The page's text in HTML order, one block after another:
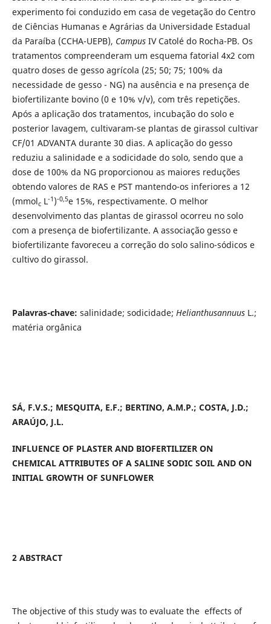
experimento foi conduzido em casa de vegetação do Centro
de Ciências Humanas e Agrárias da Universidade Estadual
da Paraíba (CCHA-UEPB), CampusIV Catolé do Rocha-PB. Os
tratamentos compreenderam um esquema fatorial 4x2 com
quatro doses de gesso agrícola (25; 50; 75; 100% da
necessidade de gesso - NG) na ausência e na presença de
biofertilizante bovino (0 e 10% v/v), com três repetições.
Após a aplicação dos tratamentos, incubação do solo e
posterior lavagem, cultivaram-se plantas de girassol cultivar
CF/01 ADVANTA durante 30 dias. A aplicação do gesso
reduziu a salinidade e a sodicidade do solo, sendo que a
dose de 100% da NG proporcionou as maiores reduções
obtendo valores de RAS e PST mantendo-os inferiores a 12
(mmolcL-1 )-0,5e 15%, respectivamente. O melhor
desenvolvimento das plantas de girassol ocorreu no solo
com a presença de biofertilizante. A associação gesso e
biofertilizante favoreceu a correção do solo salino-sódicos e
cultivo do girassol.
Palavras-chave: salinidade; sodicidade; HelianthusannuusL.;
matéria orgânica
SÁ, F.V.S.; MESQUITA, E.F.; BERTINO, A.M.P.; COSTA, J.D.;
ARAÚJO, J.L.
INFLUENCE OF PLASTER AND BIOFERTILIZER ON
CHEMICAL ATTRIBUTES OF A SALINE SODIC SOIL AND ON
INITIAL GROWTH OF SUNFLOWER
2 ABSTRACT
The objective of this study was to evaluate the effects of